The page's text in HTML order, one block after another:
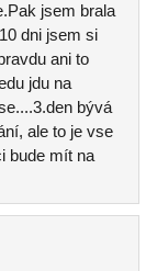
jsem brala
dni jsem si
ani to
jdu na
bývá
ale to je vse
bude mít na